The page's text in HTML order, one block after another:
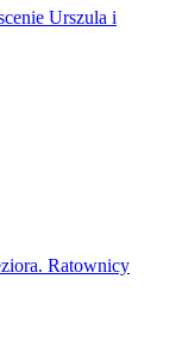
Urszula i
Ratownicy